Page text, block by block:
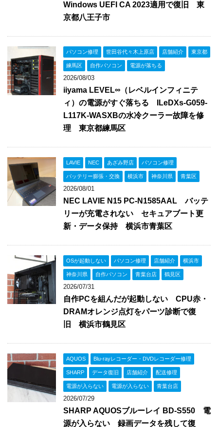
Windows UEFI CA 2023適用で復旧 東
京都八王子市
パソコン修理 世田谷代々木上原店 店舗紹介 東京都
練馬区 自作パソコン 電源が落ちる
2026/08/03
iiyama LEVEL∞（レベルインフィニテ
ィ）の電源がすぐ落ちる ILeDXs-G059-
L117K-WASXBの水冷クーラー故障を修
理 東京都練馬区
LAVIE NEC あざみ野店 パソコン修理
バッテリー膨張・交換 横浜市 神奈川県 青葉区
2026/08/01
NEC LAVIE N15 PC-N1585AAL バッテ
リーが充電されない セキュアブート更
新・データ保持 横浜市青葉区
OSが起動しない パソコン修理 店舗紹介 横浜市
神奈川県 自作パソコン 青葉台店 鶴見区
2026/07/31
自作PCを組んだが起動しない CPU赤・
DRAMオレンジ点灯をパーツ診断で復
旧 横浜市鶴見区
AQUOS Blu-rayレコーダー・DVDレコーダー修理
SHARP データ復旧 店舗紹介 配送修理
電源が入らない 電源が入らない 青葉台店
2026/07/29
SHARP AQUOSブルーレイ BD-S550 電
源が入らない 録画データを残して復